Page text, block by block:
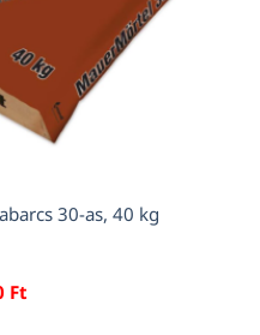
30-as, 40 kg
Ft